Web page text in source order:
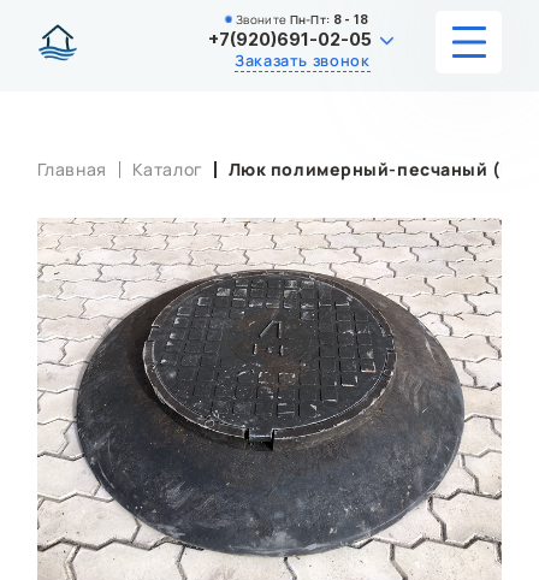
Звоните Пн-Пт: 8 - 18
+7(920)691-02-05
Заказать звонок
КАТАЛОГ
ЦЕНЫ
ИНФОРМАЦИЯ
НАШИ РАБОТЫ
О КОМПАНИИ
КОНТАКТЫ
Главная Каталог Люк полимерный-песчаный